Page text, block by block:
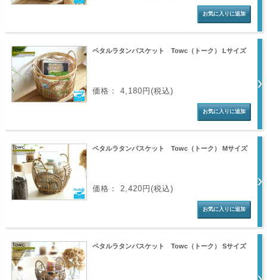
ペタルラタンバスケット Towc（トーク） Lサイズ
価格： 4,180円(税込)
ペタルラタンバスケット Towc（トーク） Mサイズ
価格： 2,420円(税込)
ペタルラタンバスケット Towc（トーク） Sサイズ